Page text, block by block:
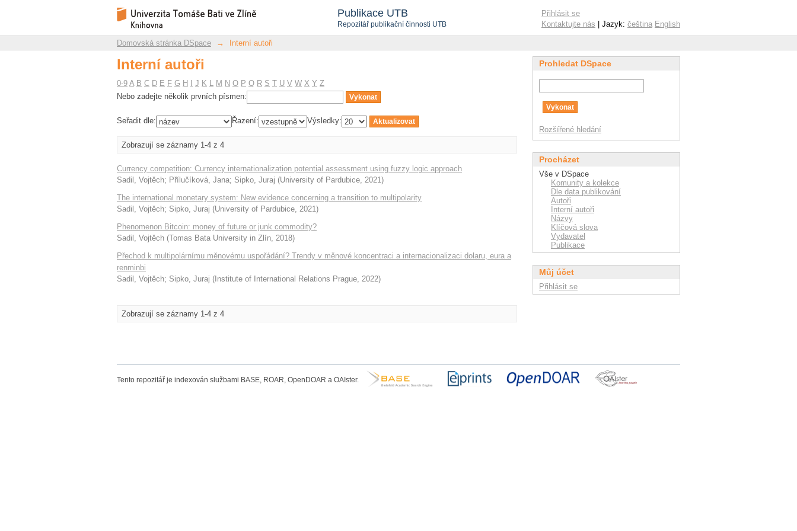
Publikace UTB
Repozitář publikační činnosti UTB
Interní autoři
Repozitář DSpace/Manakin
Přihlásit se
Kontaktujte nás | Jazyk: čeština English
Domovská stránka DSpace → Interní autoři
Interní autoři
0-9 A B C D E F G H J K L M N O P Q R S T U V W X Y Z
Nebo zadejte několik prvních písmen:
Seřadit dle: Řazení: Výsledky:
Zobrazují se záznamy 1-4 z 4
Currency competition: Currency internationalization potential assessment using fuzzy logic approach
Sadil, Vojtěch; Přílučíková, Jana; Sipko, Juraj (University of Pardubice, 2021)
The international monetary system: New evidence concerning a transition to multipolarity
Sadil, Vojtěch; Sipko, Juraj (University of Pardubice, 2021)
Phenomenon Bitcoin: money of future or junk commodity?
Sadil, Vojtěch (Tomas Bata University in Zlín, 2018)
Přechod k multipolárnímu měnovému uspořádání? Trendy v měnové koncentraci a internacionalizaci dolaru, eura a
renminbi
Sadil, Vojtěch; Sipko, Juraj ( Institute of International Relations Prague, 2022)
Zobrazují se záznamy 1-4 z 4
Prohledat DSpace
Rozšířené hledání
Procházet
Vše v DSpace
Komunity a kolekce
Dle data publikování
Autoři
Interní autoři
Názvy
Klíčová slova
Vydavatel
Publikace
Můj účet
Přihlásit se
Tento repozitář je indexován službami BASE, ROAR, OpenDOAR a OAIster.